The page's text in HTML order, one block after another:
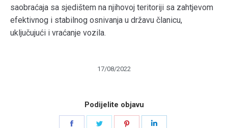
saobraćaja sa sjedištem na njihovoj teritoriji sa zahtjevom
efektivnog i stabilnog osnivanja u državu članicu,
uključujući i vraćanje vozila.
17/08/2022
Podijelite objavu